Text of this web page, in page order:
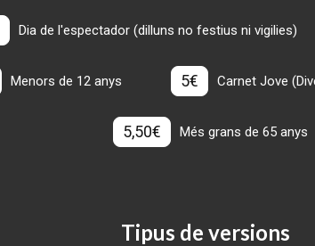
Dia de l'espectador (dilluns no festius ni vigilies)
Menors de 12 anys 5€ Carnet Jove
5,50€ Més grans de 65 anys
Tipus de versions